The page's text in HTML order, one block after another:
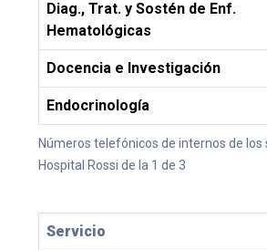
Números telefónicos de internos de los
Hospital Rossi de la 1 de 3
Diag., Trat. y Sostén de Enf.
Hematológicas
Docencia e Investigación
Endocrinología
Servicio